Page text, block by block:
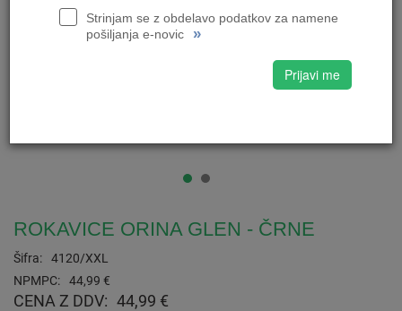
Strinjam se z obdelavo podatkov za namene
pošiljanja e-novic
»
Prijavi me
ROKAVICE ORINA GLEN - ČRNE
Šifra:
4120/XXL
NPMPC:
44,99 €
CENA Z DDV: 44,99 €